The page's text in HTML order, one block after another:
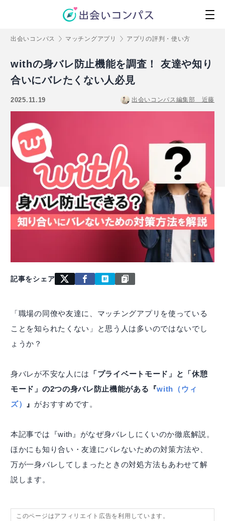
出会いコンパス マッチングアプリ アプリの評判・使い方
withの身バレ防止機能を調査！ 友達や知り
合いにバレたくない人必見
2025.11.19 出会いコンパス編集部 近藤
記事をシェア
「職場の同僚や友達に、マッチングアプリを使っている
ことを知られたくない」と思う人は多いのではないでし
ょうか？
身バレが不安な人には
「プライベートモード」と「休憩
モード」の2つの身バレ防止機能がある『with（ウィ
ズ） 』 がおすすめです。
本記事では『with』がなぜ身バレしにくいのか徹底解説。
ほかにも知り合い・友達にバレないための対策方法や、
万が一身バレしてしまったときの対処方法もあわせて解
説します。
このページはアフィリエイト広告を利用しています。